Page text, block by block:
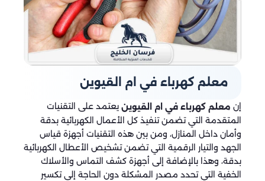
معلم كهرباء في ام القيوين
إن معلم كهرباء في ام القيوين يعتمد على التقنيات
المتقدمة التي تضمن تنفيذ كل الأعمال الكهربائية بدقة
وأمان داخل المنازل، ومن بين هذه التقنيات أجهزة قياس
الجهد والتيار الرقمية التي تضمن تشخيص الأعطال الكهربائية
بدقة، وهذا بالإضافة إلى أجهزة كشف التماس والأسلاك
الخفية التي تحدد مصدر المشكلة دون الحاجة إلى تكسير